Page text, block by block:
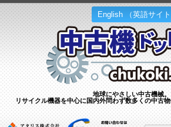
English （英語サイト
地球にやさしい中古機械。
リサイクル機器を中心に国内外問わず数多くの中古